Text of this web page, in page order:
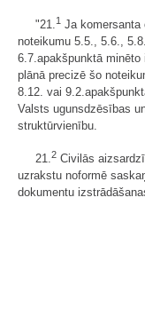
"21.1 Ja komersanta
noteikumu 5.5., 5.6.,
6.7.apakšpunktā
plānā precizē šo
8.12. vai
Valsts ugunsdzēsības
struktūrvienību.
21. 2 Civilās
uzrakstu noformē
dokumentu